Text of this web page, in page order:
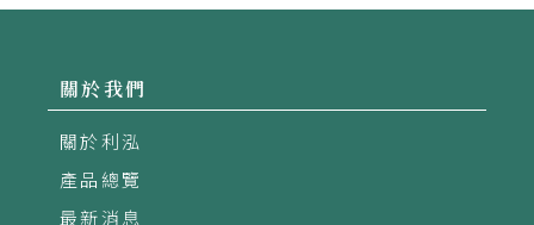
關於我們
關於利泓
產品總覽
最新消息